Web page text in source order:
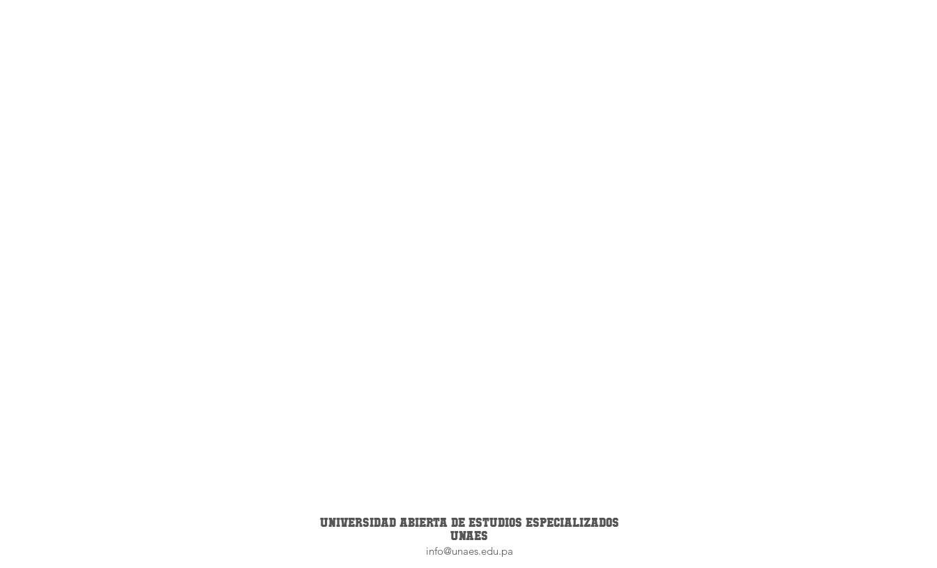
UNIVERSIDAD ABIERTA DE ESTUDIOS ESPECIALIZADOS
UNAES
info@unaes.edu.pa